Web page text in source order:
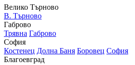
Велико Търново
В. Търново
Габрово
Трявна Габрово
София
Костенец Долна Баня Боровец София
Благоевград